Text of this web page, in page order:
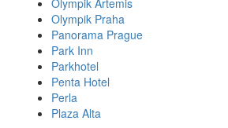
Olympik Artemis
Olympik Praha
Panorama Prague
Park Inn
Parkhotel
Penta Hotel
Perla
Plaza Alta